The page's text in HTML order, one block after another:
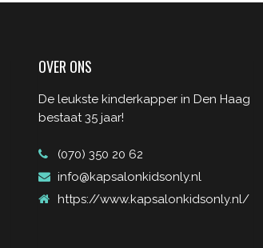
OVER ONS
De leukste kinderkapper in Den Haag
bestaat 35 jaar!
(070) 350 20 62
info@kapsalonkidsonly.nl
https://www.kapsalonkidsonly.nl/